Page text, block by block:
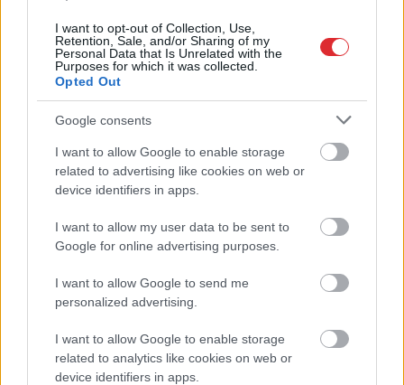
I want to opt-out of Collection, Use,
Retention, Sale, and/or Sharing of my
Personal Data that Is Unrelated with the
Purposes for which it was collected.
Opted Out
Google consents
I want to allow Google to enable storage
related to advertising like cookies on web or
device identifiers in apps.
I want to allow my user data to be sent to
Google for online advertising purposes.
I want to allow Google to send me
personalized advertising.
I want to allow Google to enable storage
related to analytics like cookies on web or
device identifiers in apps.
TESTS. Matemātikas duelis:
vai vari pārspēt
deviņgadnieku
matemātikā?
Atcelt Ziņot